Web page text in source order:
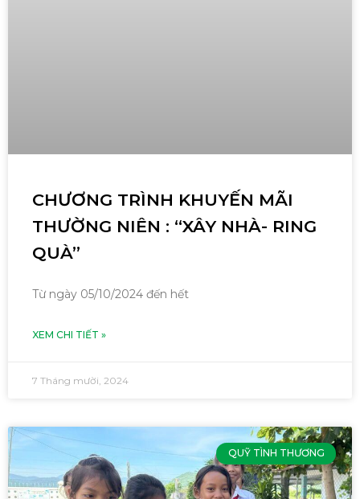
CHƯƠNG TRÌNH KHUYẾN MÃI
THƯỜNG NIÊN : “XÂY NHÀ- RING
QUÀ”
Từ ngày 05/10/2024 đến hết
XEM CHI TIẾT »
7 Tháng mười, 2024
QUỸ TÌNH THƯƠNG